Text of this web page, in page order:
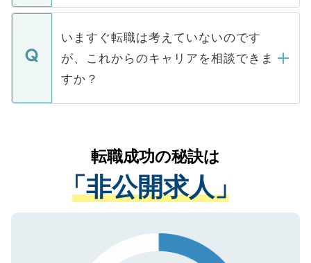
関を公にしてしまうと、応募が殺到する場
に、医療機関が求める条件に合った人材の
みを人材紹介会社に依頼するケースが増え
ています。
定を承諾する必要はありません。内定先へ
の辞退の連絡はキャリアパートナーが行い
個人情報が漏えいすることはありませんの
で、ご安心ください。当サイトからの登録
などで収集したご登録者様の個人情報は、
ご本人のキャリアアップおよび転職活動の
支援を目的に使用いたします。お預かりし
ているすべての個人データはご本人の許可
は、個人情報の取り扱いについての厳密な
管理基準を満たした事業者のみに付与され
る、プライバシーマークを取得済みです。
で、機密保持に関してもご安心ください。
いますぐ転職は考えていないのです
が、これからのキャリアを相談できま
すか？
かがいして、現在の医療機関の状況や紹介
経験をまじえながら、適切なアドバイスを
させていただきます。すぐにご転職をされ
ない方には、長期的なサポートが可能です
ので、まずはご登録ください。
転職成功の秘訣は
「非公開求人」